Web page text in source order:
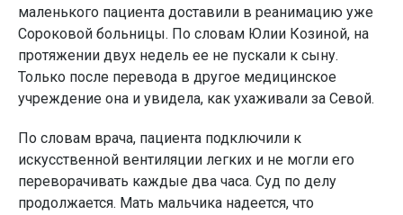
маленького пациента доставили в реанимацию уже
Сороковой больницы. По словам Юлии Козиной, на
протяжении двух недель ее не пускали к сыну.
Только после перевода в другое медицинское
учреждение она и увидела, как ухаживали за Севой.
По словам врача, пациента подключили к
искусственной вентиляции легких и не могли его
переворачивать каждые два часа. Суд по делу
продолжается. Мать мальчика надеется, что